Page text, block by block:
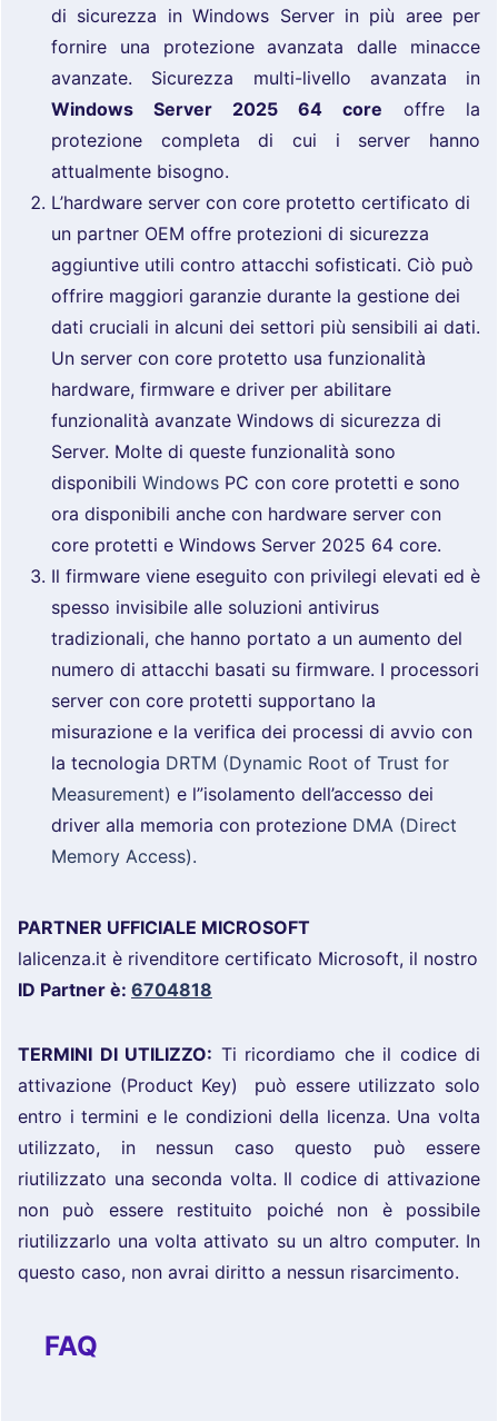
di sicurezza in Windows Server in più aree per
fornire una protezione avanzata dalle minacce
avanzate. Sicurezza multi-livello avanzata in
Windows Server 2025 64 core offre la
protezione completa di cui i server hanno
attualmente bisogno.
L’hardware server con core protetto certificato di
un partner OEM offre protezioni di sicurezza
aggiuntive utili contro attacchi sofisticati. Ciò può
offrire maggiori garanzie durante la gestione dei
dati cruciali in alcuni dei settori più sensibili ai dati.
Un server con core protetto usa funzionalità
hardware, firmware e driver per abilitare
funzionalità avanzate Windows di sicurezza di
Server. Molte di queste funzionalità sono
disponibili Windows PC con core protetti e sono
ora disponibili anche con hardware server con
core protetti e Windows Server 2025 64 core.
Il firmware viene eseguito con privilegi elevati ed è
spesso invisibile alle soluzioni antivirus
tradizionali, che hanno portato a un aumento del
numero di attacchi basati su firmware. I processori
server con core protetti supportano la
misurazione e la verifica dei processi di avvio con
la tecnologia DRTM (Dynamic Root of Trust for
Measurement) e l”isolamento dell’accesso dei
driver alla memoria con protezione DMA (Direct
Memory Access).
PARTNER UFFICIALE MICROSOFT
lalicenza.it è rivenditore certificato Microsoft, il nostro
ID Partner è: 6704818
TERMINI DI UTILIZZO: Ti ricordiamo che il codice di
attivazione (Product Key) può essere utilizzato solo
entro i termini e le condizioni della licenza. Una volta
utilizzato, in nessun caso questo può essere
riutilizzato una seconda volta. Il codice di attivazione
non può essere restituito poiché non è possibile
riutilizzarlo una volta attivato su un altro computer. In
questo caso, non avrai diritto a nessun risarcimento.
FAQ